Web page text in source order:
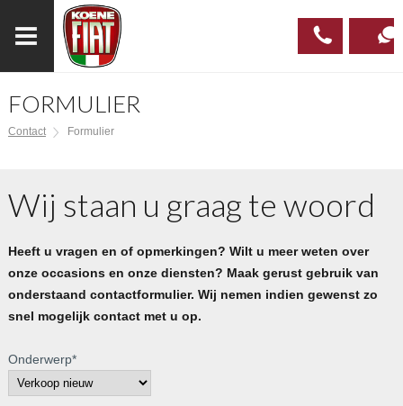
FORMULIER
Contact Formulier
Wij staan u graag te woord
Heeft u vragen en of opmerkingen? Wilt u meer weten over
onze occasions en onze diensten? Maak gerust gebruik van
onderstaand contactformulier. Wij nemen indien gewenst zo
snel mogelijk contact met u op.
Onderwerp*